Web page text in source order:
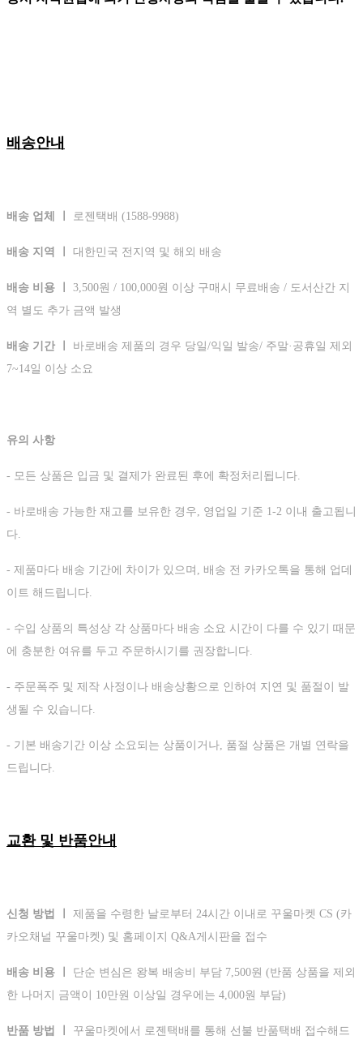
배송안내
배송 업체 ㅣ 로젠택배 (1588-9988)
배송 지역 ㅣ 대한민국 전지역 및 해외 배송
배송 비용 ㅣ 3,500원 / 100,000원 이상 구매시 무료배송 / 도서산간 지
역 별도 추가 금액 발생
배송 기간 ㅣ 바로배송 제품의 경우 당일/익일 발송/ 주말·공휴일 제외
7~14일 이상 소요
유의 사항
- 모든 상품은 입금 및 결제가 완료된 후에 확정처리됩니다.
- 바로배송 가능한 재고를 보유한 경우, 영업일 기준 1-2 이내 출고됩니
다.
- 제품마다 배송 기간에 차이가 있으며, 배송 전 카카오톡을 통해 업데
이트 해드립니다.
- 수입 상품의 특성상 각 상품마다 배송 소요 시간이 다를 수 있기 때문
에 충분한 여유를 두고 주문하시기를 권장합니다.
- 주문폭주 및 제작 사정이나 배송상황으로 인하여 지연 및 품절이 발
생될 수 있습니다.
- 기본 배송기간 이상 소요되는 상품이거나, 품절 상품은 개별 연락을
드립니다.
교환 및 반품안내
신청 방법 ㅣ
제품을 수령한 날로부터 24시간 이내로 꾸울마켓 CS (카
카오채널 꾸울마켓) 및 홈페이지 Q&A게시판을 접수
배송 비용 ㅣ
단순 변심은 왕복 배송비 부담 7,500원 (반품 상품을 제외
한 나머지 금액이 10만원 이상일 경우에는 4,000원 부담)
반품 방법 ㅣ 꾸울마켓에서 로젠택배를 통해 선불 반품택배 접수해드